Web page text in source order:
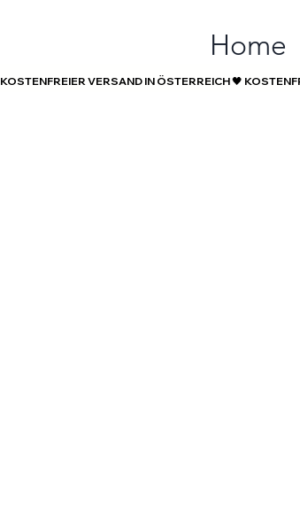
Home
KOSTENFREIER VERSAND IN ÖSTERREICH 🖤